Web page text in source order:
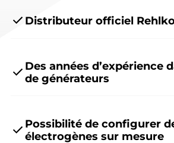
Distributeur officiel
Des années d’expérience
de générateurs
Possibilité de configurer
électrogènes sur mesure